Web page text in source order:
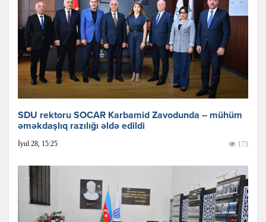
SDU rektoru SOCAR Karbamid Zavodunda – mühüm
əməkdaşlıq razılığı əldə edildi
İyul 28, 15:25 173